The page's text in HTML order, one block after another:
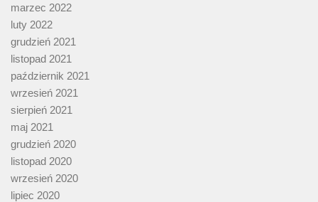
marzec 2022
luty 2022
grudzień 2021
listopad 2021
październik 2021
wrzesień 2021
sierpień 2021
maj 2021
grudzień 2020
listopad 2020
wrzesień 2020
lipiec 2020